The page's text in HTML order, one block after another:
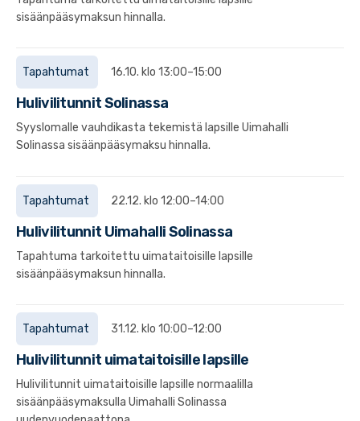
sisäänpääsymaksun hinnalla.
Tapahtumat 16.10. klo 13:00–15:00
Hulivilitunnit Solinassa
Syyslomalle vauhdikasta tekemistä lapsille Uimahalli
Solinassa sisäänpääsymaksu hinnalla.
Tapahtumat 22.12. klo 12:00–14:00
Hulivilitunnit Uimahalli Solinassa
Tapahtuma tarkoitettu uimataitoisille lapsille
sisäänpääsymaksun hinnalla.
Tapahtumat 31.12. klo 10:00–12:00
Hulivilitunnit uimataitoisille lapsille
Hulivilitunnit uimataitoisille lapsille normaalilla
sisäänpääsymaksulla Uimahalli Solinassa